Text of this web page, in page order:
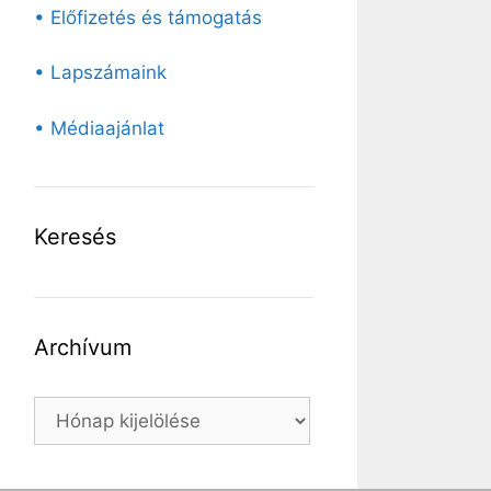
• Előfizetés és támogatás
• Lapszámaink
• Médiaajánlat
Keresés
Archívum
Archívum